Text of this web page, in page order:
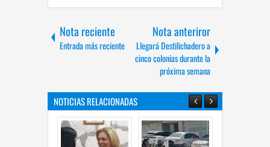
Nota reciente
Entrada más reciente
Nota anteriror
Llegará Destilichadero a
cinco colonias durante la
próxima semana
NOTICIAS RELACIONADAS